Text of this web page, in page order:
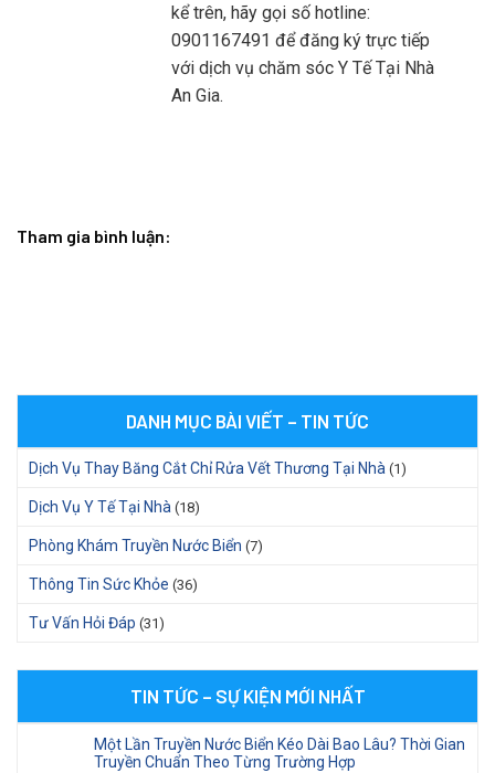
kể trên, hãy gọi số hotline:
0901167491 để đăng ký trực tiếp
với dịch vụ chăm sóc Y Tế Tại Nhà
An Gia.
Tham gia bình luận:
DANH MỤC BÀI VIẾT – TIN TỨC
Dịch Vụ Thay Băng Cắt Chỉ Rửa Vết Thương Tại Nhà (1)
Dịch Vụ Y Tế Tại Nhà (18)
Phòng Khám Truyền Nước Biển (7)
Thông Tin Sức Khỏe (36)
Tư Vấn Hỏi Đáp (31)
TIN TỨC – SỰ KIỆN MỚI NHẤT
Một Lần Truyền Nước Biển Kéo Dài Bao Lâu? Thời Gian
Truyền Chuẩn Theo Từng Trường Hợp